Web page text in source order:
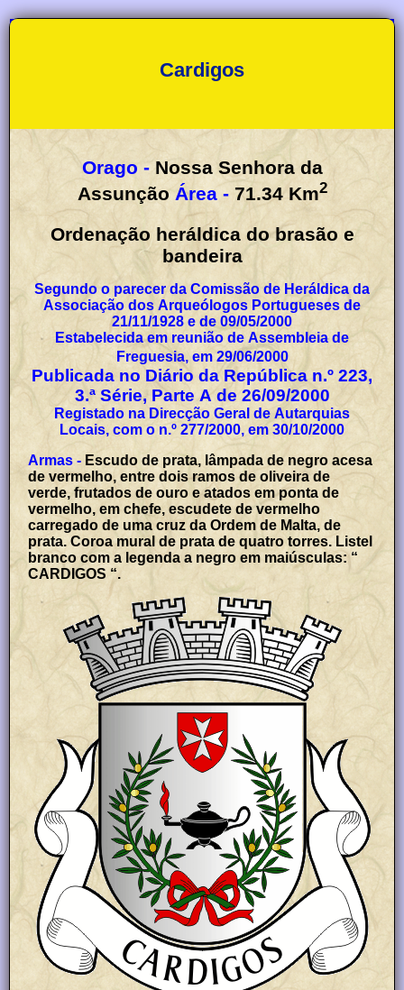
Cardigos
Orago - Nossa Senhora da
Assunção
Área - 71.34 Km2
Ordenação heráldica do brasão e
bandeira
Segundo o parecer da Comissão de Heráldica da
Associação dos Arqueólogos Portugueses de
21/11/1928 e de 09/05/2000
Estabelecida em reunião de Assembleia de
Freguesia, em 29/06/2000
Publicada no Diário da República n.º 223,
3.ª Série, Parte A de 26/09/2000
Registado na Direcção Geral de Autarquias
Locais, com o n.º 277/2000, em 30/10/2000
Armas - Escudo de prata, lâmpada de negro acesa
de vermelho, entre dois ramos de oliveira de
verde, frutados de ouro e atados em ponta de
vermelho, em chefe, escudete de vermelho
carregado de uma cruz da Ordem de Malta, de
prata. Coroa mural de prata de quatro torres. Listel
branco com a legenda a negro em maiúsculas: “
CARDIGOS “.